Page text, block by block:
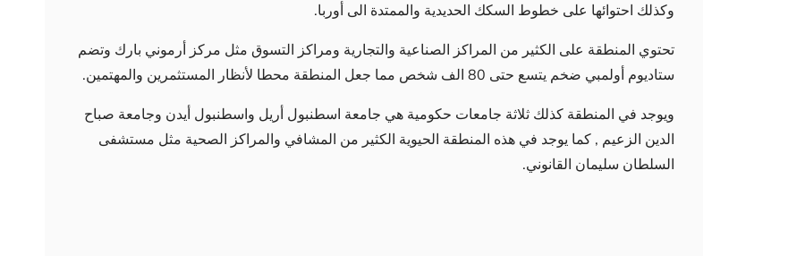
وكذلك احتوائها على خطوط السكك الحديدية والممتدة الى أوربا.
تحتوي المنطقة على الكثير من المراكز الصناعية والتجارية ومراكز التسوق مثل مركز أرموني بارك وتضم
ستاديوم أولمبي ضخم يتسع حتى 80 الف شخص مما جعل المنطقة محطا لأنظار المستثمرين والمهتمين.
ويوجد في المنطقة كذلك ثلاثة جامعات حكومية هي جامعة اسطنبول أريل واسطنبول أيدن وجامعة صباح
الدين الزعيم , كما يوجد في هذه المنطقة الحيوية الكثير من المشافي والمراكز الصحية مثل مستشفى
السلطان سليمان القانوني.